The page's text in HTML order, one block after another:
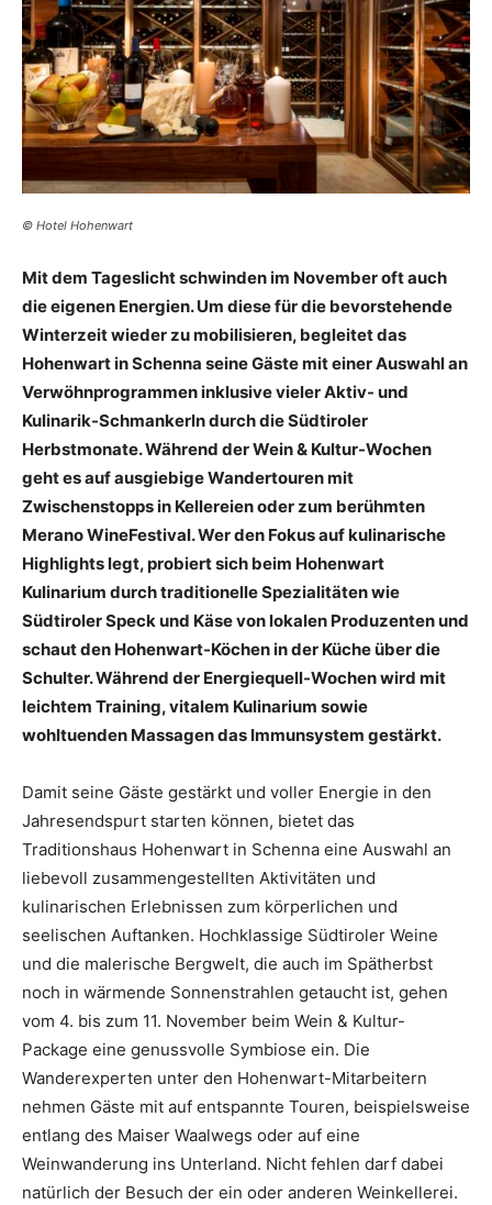
Reiseempfehlungen.
© Hotel Hohenwart
Mit dem Tageslicht schwinden im November oft auch
die eigenen Energien. Um diese für die bevorstehende
Winterzeit wieder zu mobilisieren, begleitet das
Hohenwart in Schenna seine Gäste mit einer Auswahl an
Verwöhnprogrammen inklusive vieler Aktiv- und
Kulinarik-Schmankerln durch die Südtiroler
Herbstmonate. Während der Wein & Kultur-Wochen
geht es auf ausgiebige Wandertouren mit
Zwischenstopps in Kellereien oder zum berühmten
Merano WineFestival. Wer den Fokus auf kulinarische
Highlights legt, probiert sich beim Hohenwart
Kulinarium durch traditionelle Spezialitäten wie
Südtiroler Speck und Käse von lokalen Produzenten und
schaut den Hohenwart-Köchen in der Küche über die
Schulter. Während der Energiequell-Wochen wird mit
leichtem Training, vitalem Kulinarium sowie
wohltuenden Massagen das Immunsystem gestärkt.
Damit seine Gäste gestärkt und voller Energie in den
Jahresendspurt starten können, bietet das
Traditionshaus Hohenwart in Schenna eine Auswahl an
liebevoll zusammengestellten Aktivitäten und
kulinarischen Erlebnissen zum körperlichen und
seelischen Auftanken. Hochklassige Südtiroler Weine
und die malerische Bergwelt, die auch im Spätherbst
noch in wärmende Sonnenstrahlen getaucht ist, gehen
vom 4. bis zum 11. November beim Wein & Kultur-
Package eine genussvolle Symbiose ein. Die
Wanderexperten unter den Hohenwart-Mitarbeitern
nehmen Gäste mit auf entspannte Touren, beispielsweise
entlang des Maiser Waalwegs oder auf eine
Weinwanderung ins Unterland. Nicht fehlen darf dabei
natürlich der Besuch der ein oder anderen Weinkellerei.